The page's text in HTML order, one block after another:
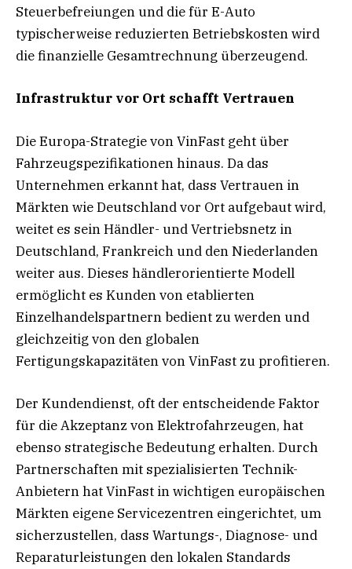
Steuerbefreiungen und die für E-Auto
typischerweise reduzierten Betriebskosten wird
die finanzielle Gesamtrechnung überzeugend.
Infrastruktur vor Ort schafft Vertrauen
Die Europa-Strategie von VinFast geht über
Fahrzeugspezifikationen hinaus. Da das
Unternehmen erkannt hat, dass Vertrauen in
Märkten wie Deutschland vor Ort aufgebaut wird,
weitet es sein Händler- und Vertriebsnetz in
Deutschland, Frankreich und den Niederlanden
weiter aus. Dieses händlerorientierte Modell
ermöglicht es Kunden von etablierten
Einzelhandelspartnern bedient zu werden und
gleichzeitig von den globalen
Fertigungskapazitäten von VinFast zu profitieren.
Der Kundendienst, oft der entscheidende Faktor
für die Akzeptanz von Elektrofahrzeugen, hat
ebenso strategische Bedeutung erhalten. Durch
Partnerschaften mit spezialisierten Technik-
Anbietern hat VinFast in wichtigen europäischen
Märkten eigene Servicezentren eingerichtet, um
sicherzustellen, dass Wartungs-, Diagnose- und
Reparaturleistungen den lokalen Standards